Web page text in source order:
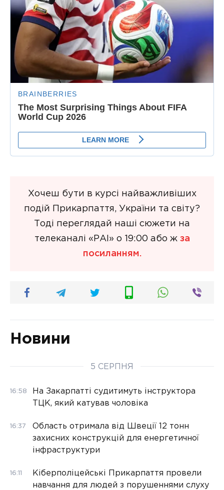
Хочеш бути в курсі найважливіших
подій Прикарпаття, України та світу?
Тоді переглядай наші сюжети на
телеканалі «РАІ» о 19:00 або ж за
посиланням.
Новини
5 СЕРПНЯ
16:58
На Закарпатті судитимуть інструктора
ТЦК, який катував чоловіка
16:37
Область отримала від Швеції 12 тонн
захисних конструкцій для енергетичної
інфраструктури
16:11
Кіберполіцейські Прикарпаття провели
навчання для людей з порушеннями слуху